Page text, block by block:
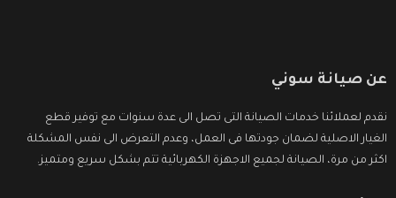
عن صيانة سوني
نقدم لعملائنا خدمات الصيانة التى تصل الى عدة سنوات مع توفير قطع
الغيار الاصلية لضمان جودتها فى العمل، وعدم التعرض الى نفس المشكلة
اكثر من مرة، الصيانة لجميع الاجهزة الكهربائية تتم بشكل سريع ومتميز.